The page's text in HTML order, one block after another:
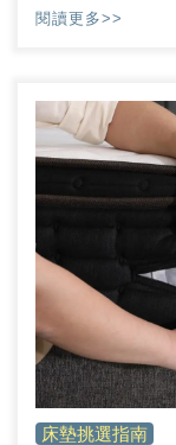
媽，很多人都
代的常態。
閱讀更多>>
床墊挑選指南